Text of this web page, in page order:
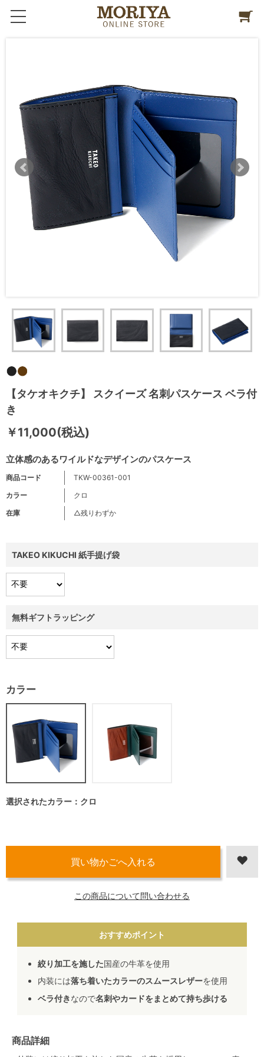
【タケオキクチ】 スクイーズ 名刺パスケース ベラ付
き
立体感のあるワイルドなデザインのパスケース
￥11,000(税込)
商品コード
TKW-00361-001
カラー
クロ
在庫
△残りわずか
TAKEO KIKUCHI 紙手提げ袋
無料ギフトラッピング
カラー
選択されたカラー：クロ
この商品について問い合わせる
おすすめポイント
絞り加工を施した国産の牛革を使用
内装には落ち着いたカラーのスムースレザーを使用
ベラ付きなので名刺やカードをまとめて持ち歩ける
商品詳細